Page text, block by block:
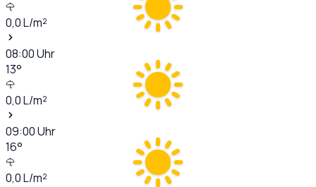
0,0L/m²
08:00Uhr
13°
0,0L/m²
09:00Uhr
16°
0,0L/m²